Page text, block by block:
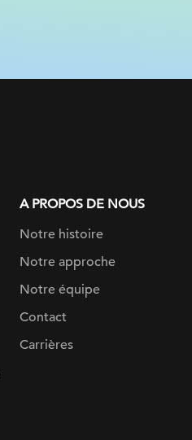
A PROPOS DE NOUS
Notre histoire
Notre approche
Notre équipe
Contact
Carrières